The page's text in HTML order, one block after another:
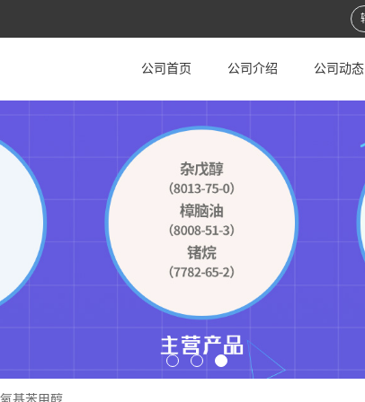
公司首页 公司介绍 公司动态